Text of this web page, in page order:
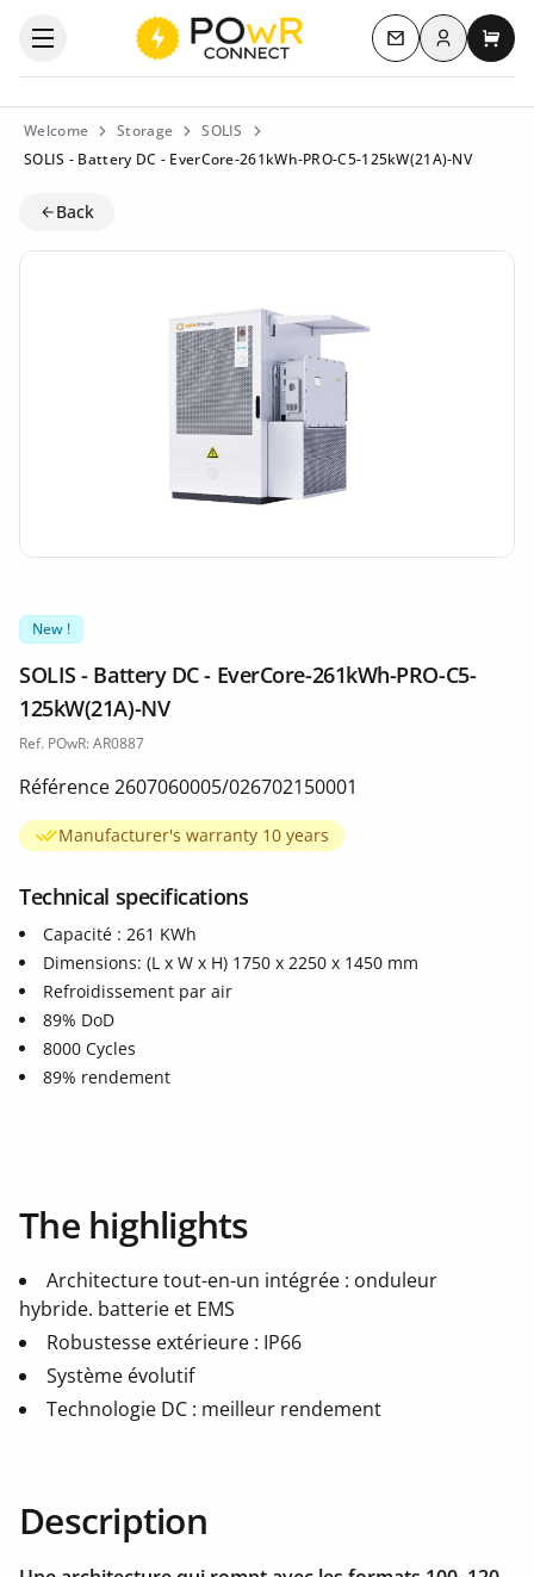
Open the categories menu Contact us
Log inMy
Welcome Storage
SOLIS
SOLIS - Battery DC - EverCore-261kWh-PRO-C5-125kW(21A)-NV
Back
New !
SOLIS - Battery DC - EverCore-261kWh-PRO-C5-
125kW(21A)-NV
Ref. POwR: AR0887
Référence 2607060005/026702150001
Manufacturer's warranty 10 years
Technical specifications
Capacité : 261 KWh
Dimensions: (L x W x H) 1750 x 2250 x 1450 mm
Refroidissement par air
89% DoD
8000 Cycles
89% rendement
The highlights
Architecture tout-en-un intégrée : onduleur
hybride. batterie et EMS
Robustesse extérieure : IP66
Système évolutif
Technologie DC : meilleur rendement
Description